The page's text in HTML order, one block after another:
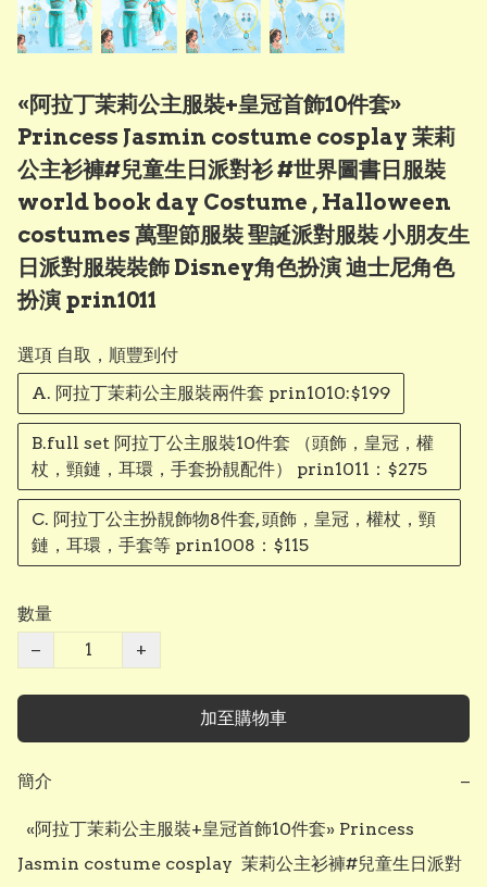
«阿拉丁茉莉公主服裝+皇冠首飾10件套»
Princess Jasmin costume cosplay 茉莉
公主衫褲#兒童生日派對衫 #世界圖書日服裝
world book day Costume , Halloween
costumes 萬聖節服裝 聖誕派對服裝 小朋友生
日派對服裝裝飾 Disney角色扮演 迪士尼角色
扮演 prin1011
選項 自取，順豐到付
A. 阿拉丁茉莉公主服裝兩件套 prin1010:$199
B.full set 阿拉丁公主服裝10件套 （頭飾，皇冠，權
杖，頸鏈，耳環，手套扮靚配件） prin1011：$275
C. 阿拉丁公主扮靚飾物8件套, 頭飾，皇冠，權杖，頸
鏈，耳環，手套等 prin1008：$115
數量
−
+
加至購物車
簡介 −
Jasmin costume cosplay  茉莉公主衫褲#兒童生日派對